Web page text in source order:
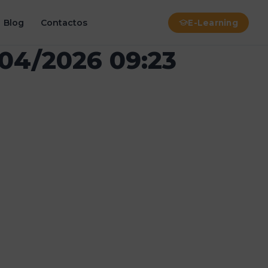
Blog Contactos E-Learning
2026 09:23